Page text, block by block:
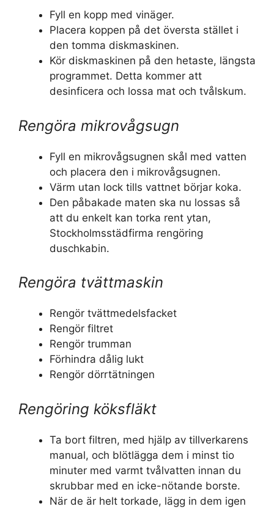
Fyll en kopp med vinäger.
Placera koppen på det översta stället i
den tomma diskmaskinen.
Kör diskmaskinen på den hetaste, längsta
programmet. Detta kommer att
desinficera och lossa mat och tvålskum.
Rengöra mikrovågsugn
Fyll en mikrovågsugnen skål med vatten
och placera den i mikrovågsugnen.
Värm utan lock tills vattnet börjar koka.
Den påbakade maten ska nu lossas så
att du enkelt kan torka rent ytan,
Stockholmsstädfirma rengöring
duschkabin.
Rengöra tvättmaskin
Rengör tvättmedelsfacket
Rengör filtret
Rengör trumman
Förhindra dålig lukt
Rengör dörrtätningen
Rengöring köksfläkt
Ta bort filtren, med hjälp av tillverkarens
manual, och blötlägga dem i minst tio
minuter med varmt tvålvatten innan du
skrubbar med en icke-nötande borste.
När de är helt torkade, lägg in dem igen